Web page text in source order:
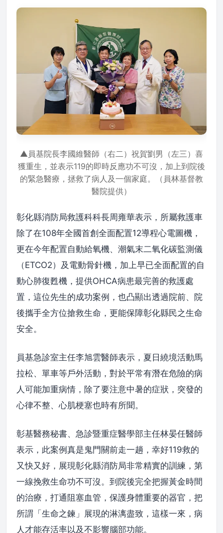
▲員基院長李國維醫師（右二）祝賀劉男（左三）喜
獲重生，並表示119的即時反應功不可沒，加上到院後
的緊急醫療，拯救了病人及一個家庭。（員林基督教
醫院提供）
彰化縣消防局救護科科長周雍華表示，所屬救護車
除了在108年全國首創全面配置12導程心電圖機，
更在今年配置自動給氧機、潮氣末二氧化碳監測儀
（ETCO2）及電動骨針機，加上早已全面配置的自
動心肺復甦機，提供OHCA病患最完善的救護處
置，這位先生的成功案例，也凸顯出透過院前、院
後攜手全方位搶救生命，更能保障彰化縣民之生命
安全。
員基急診室主任李旭雲醫師表示，夏日繞境活動馬
拉松、單車等戶外活動，對於平常有潛在危險的病
人可能加重病情，除了要注意中暑的症狀，突發的
心律不整、心肌梗塞也時有所聞。
彰基醫務秘書、急診暨重症醫學部主任林晏任醫師
表示，此案例真是鬼門關前走一趟，幸好119救的
又快又好，展現彰化縣消防局非常精實的訓練，第
一線挽救生命功不可沒。到院後完全把握黃金時間
的治療，打通阻塞血管，保護身體重要的器官，把
所謂「生命之鍊」展現的淋漓盡致，這樣一來，病
人才能存活率以及不影響腦部功能。